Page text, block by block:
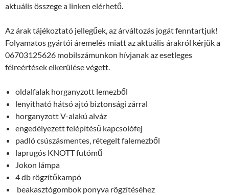
aktuális összege a linken elérhető.
Az árak tájékoztató jellegűek, az árváltozás jogát fenntartjuk!
Folyamatos gyártói áremelés miatt az aktuális árakról kérjük a
06703125626 mobilszámunkon hívjanak az esetleges
félreértések elkerülése végett.
oldalfalak horganyzott lemezből
lenyitható hátsó ajtó biztonsági zárral
horganyzott V-alakú alváz
engedélyezett felépítésű kapcsolófej
padló csúszásmentes, rétegelt falemezből
laprugós KNOTT futómű
Jokon lámpa
4 db rögzítőkampó
beakasztógombok ponyva rögzítéséhez